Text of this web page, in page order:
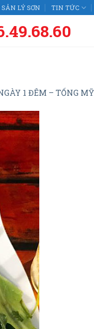
LÝ SƠN TIN TỨC
1 ĐÊM – TỐNG